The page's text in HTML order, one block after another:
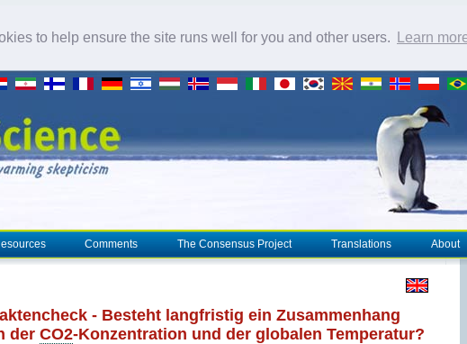
to help ensure the site runs well for you and other users. Learn
Comments The Consensus Project Translations About
- Besteht langfristig ein Zusammenhang
der CO2-Konzentration und der globalen Temperatur?